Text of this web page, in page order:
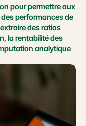
pour permettre aux
performances de
des ratios
la rentabilité des
analytique